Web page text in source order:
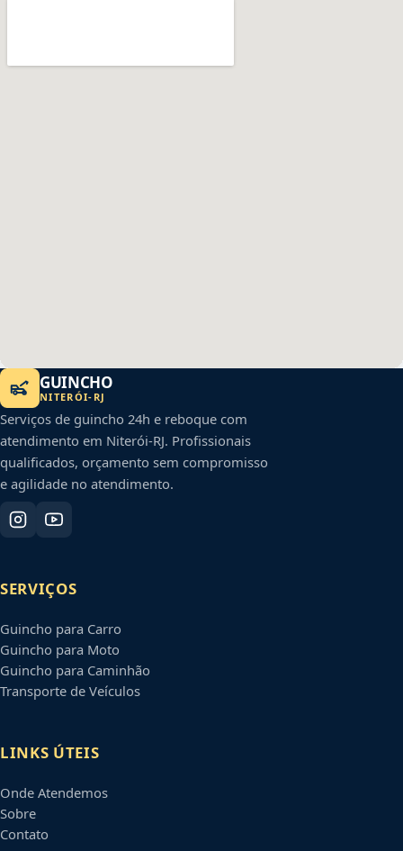
GUINCHO
NITERÓI- RJ
Serviços de guincho 24h e reboque com
atendimento em Niterói-RJ. Profissionais
qualificados, orçamento sem compromisso
e agilidade no atendimento.
SERVIÇOS
Guincho para Carro
Guincho para Moto
Guincho para Caminhão
Transporte de Veículos
LINKS ÚTEIS
Onde Atendemos
Sobre
Contato